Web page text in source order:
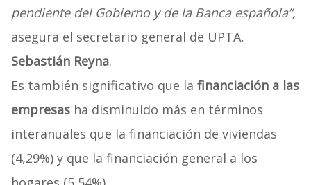
pendiente del Gobierno y de la Banca española”,
asegura el secretario general de UPTA,
Sebastián Reyna.
Es también significativo que la financiación a las
empresasha disminuido más en términos
interanuales que la financiación de viviendas
(4,29%) y que la financiación general a los